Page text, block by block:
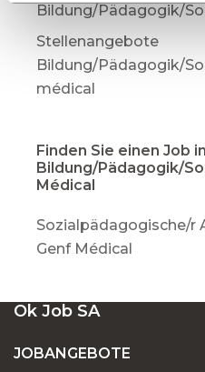
Bildung/Pädagogik/
Stellenangebote
Bildung/Pädagogik/
médical
Finden Sie einen Job in
Bildung/Pädagogik/
Médical
Sozialpädagogische/r
Genf Médical
Ok Job SA
JOBANGEBOTE